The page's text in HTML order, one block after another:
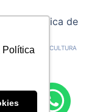
Política
Política de
E CULTURA